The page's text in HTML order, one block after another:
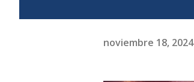
noviembre 18, 2024